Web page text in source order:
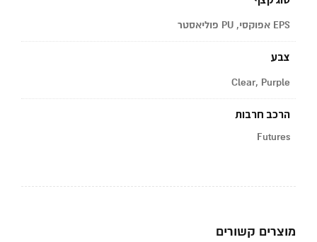
EPS אפוקסי, PU פוליאסטר
צבע
Clear, Purple
הרכב חרבות
Futures
מוצרים קשורים